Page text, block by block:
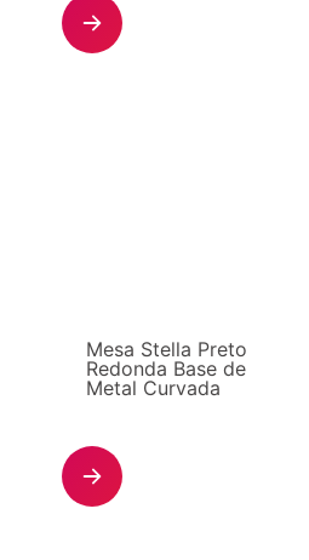
Mesa Stella Preto
Redonda Base de
Metal Curvada